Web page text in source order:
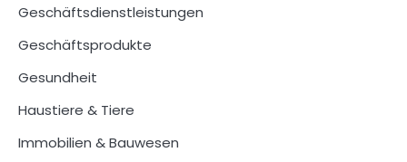
Geschäftsdienstleistungen
Geschäftsprodukte
Gesundheit
Haustiere & Tiere
Immobilien & Bauwesen